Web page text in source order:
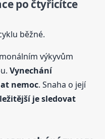
po čtyřicítce
běžné.
výkyvům
Vynechání
nemoc. Snaha o její
je sledovat